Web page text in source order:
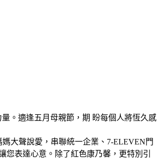
。適逢五月母親節，期 盼每個人將恆久感
媽大聲說愛，串聯統一企業、 7-ELEVEN門
您表達心意。除了紅色康乃馨，更特別引